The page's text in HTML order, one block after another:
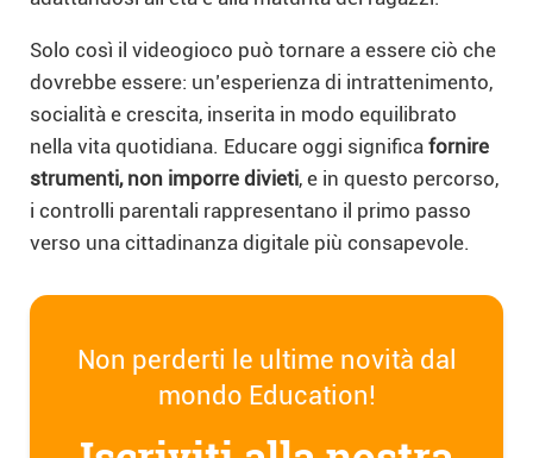
Solo così il videogioco può tornare a essere ciò che
dovrebbe essere: un’esperienza di intrattenimento,
socialità e crescita, inserita in modo equilibrato
nella vita quotidiana. Educare oggi significa fornire
strumenti, non imporre divieti, e in questo percorso,
i controlli parentali rappresentano il primo passo
verso una cittadinanza digitale più consapevole.
Non perderti le ultime novità dal
mondo Education!